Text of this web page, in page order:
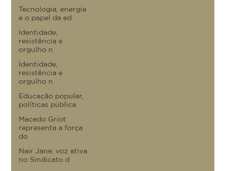
Tecnologia, energia
e o papel da ed
Identidade,
resistência e
orgulho n
Identidade,
resistência e
orgulho n
Educação popular,
políticas pública
Macedo Griot
representa a força
do
Nair Jane, voz ativa
no Sindicato d